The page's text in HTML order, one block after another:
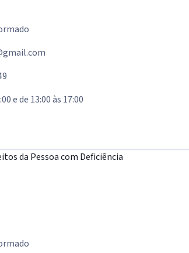
e de 13:00 às 17:00
da Pessoa com Deficiência